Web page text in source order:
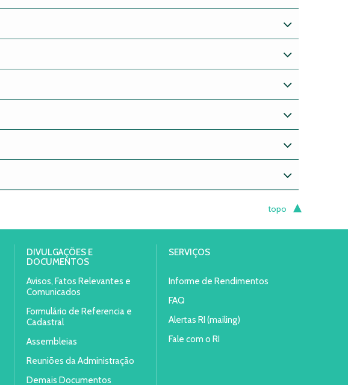
topo
DIVULGAÇÕES E
DOCUMENTOS
Avisos, Fatos Relevantes e
Comunicados
Formulário de Referencia e
Cadastral
Assembleias
Reuniões da Administração
Demais Documentos
SERVIÇOS
Informe de Rendimentos
FAQ
Alertas RI (mailing)
Fale com o RI